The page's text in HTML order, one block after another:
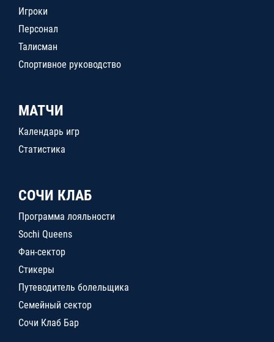
Игроки
Персонал
Талисман
Спортивное руководство
МАТЧИ
Календарь игр
Статистика
СОЧИ КЛАБ
Программа лояльности
Sochi Queens
Фан-сектор
Стикеры
Путеводитель болельщика
Семейный сектор
Сочи Клаб Бар